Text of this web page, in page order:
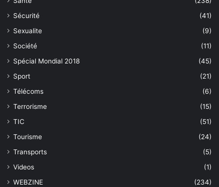
Sécurité
(41)
Sexualite
(9)
Société
(11)
Spécial Mondial 2018
(45)
Sport
(21)
Télécoms
(6)
Terrorisme
(15)
TIC
(51)
Tourisme
(24)
Transports
(5)
Videos
(1)
WEBZINE
(234)